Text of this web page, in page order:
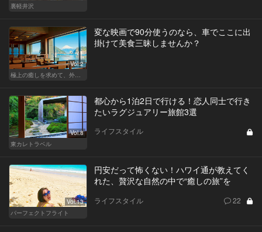
裏軽井沢
Vol.2
極上の癒しを求めて、外さない日本の名宿
変な映画で90分使うのなら、車でここに出
掛けて美食三昧しませんか？
Vol.8
東カレトラベル
都心から1泊2日で行ける！恋人同士で行き
たいラグジュアリー旅館3選
ライフスタイル
Vol.13
パーフェクトフライト
円安だって怖くない！ハワイ通が教えてく
れた、贅沢な自然の中で“癒しの旅”を
ライフスタイル 22